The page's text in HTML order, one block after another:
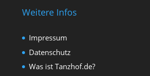
Weitere Infos
Impressum
Datenschutz
Was ist Tanzhof.de?